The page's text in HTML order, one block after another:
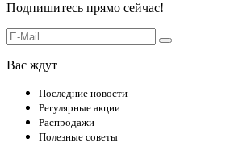
Подпишитесь прямо сейчас!
Вас ждут
Последние новости
Регулярные акции
Распродажи
Полезные советы